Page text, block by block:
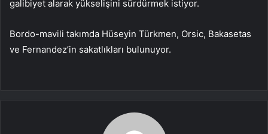
galibiyet alarak yükselişini sürdürmek istiyor.
Bordo-mavili takımda Hüseyin Türkmen, Orsic, Bakasetas
ve Fernandez’in sakatlıkları bulunuyor.